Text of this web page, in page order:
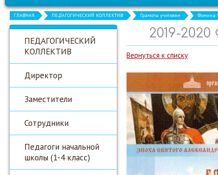
ГЛАВНАЯ ПЕДАГОГИЧЕСКИЙ КОЛЛЕКТИВ Грамоты учителям Фомина
ПЕДАГОГИЧЕСКИЙ
КОЛЛЕКТИВ
Директор
Заместители
Сотрудники
Педагоги начальной
школы (1-4 класс)
2019-
Вернуться к списку